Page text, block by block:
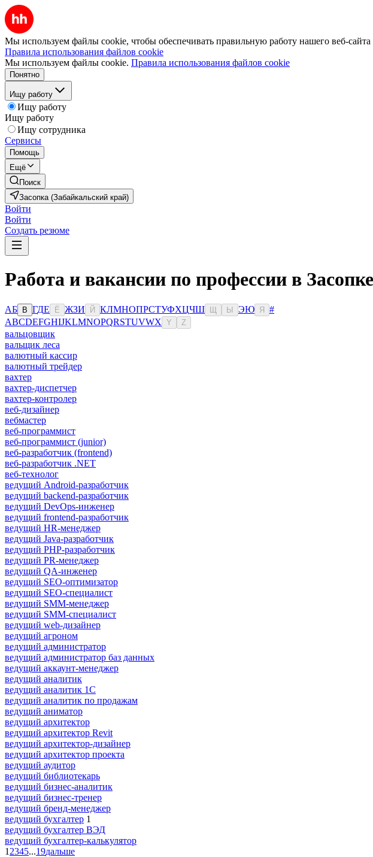
Мы используем файлы cookie, чтобы обеспечивать правильную работу нашего веб-сайта
Правила использования файлов cookie
Мы используем файлы cookie. Правила использования файлов cookie
Понятно
Ищу работу
Ищу работу
Ищу работу
Ищу сотрудника
Сервисы
Помощь
Ещё
Поиск
Засопка (Забайкальский край)
Войти
Войти
Создать резюме
Работа и вакансии по профессии в
АБ В ГДЕ Ё ЖЗИ Й КЛМНОПРСТУФХЦЧШ Ы ЭЮ Я
#
ABCDEFGHIJKLMNOPQRSTUVWX Y Z
вальцовщик
вальщик леса
валютный кассир
валютный трейдер
вахтер
вахтер-диспетчер
вахтер-контролер
веб-дизайнер
вебмастер
веб-программист
веб-программист (junior)
веб-разработчик (frontend)
веб-разработчик .NET
веб-технолог
ведущий Android-разработчик
ведущий backend-разработчик
ведущий DevOps-инженер
ведущий frontend-разработчик
ведущий HR-менеджер
ведущий Java-разработчик
ведущий PHP-разработчик
ведущий PR-менеджер
ведущий QA-инженер
ведущий SEO-оптимизатор
ведущий SEO-специалист
ведущий SMM-менеджер
ведущий SMM-специалист
ведущий web-дизайнер
ведущий агроном
ведущий администратор
ведущий администратор баз данных
ведущий аккаунт-менеджер
ведущий аналитик
ведущий аналитик 1С
ведущий аналитик по продажам
ведущий аниматор
ведущий архитектор
ведущий архитектор Revit
ведущий архитектор-дизайнер
ведущий архитектор проекта
ведущий аудитор
ведущий библиотекарь
ведущий бизнес-аналитик
ведущий бизнес-тренер
ведущий бренд-менеджер
ведущий бухгалтер 1
ведущий бухгалтер ВЭД
ведущий бухгалтер-калькулятор
1 2345...19дальше